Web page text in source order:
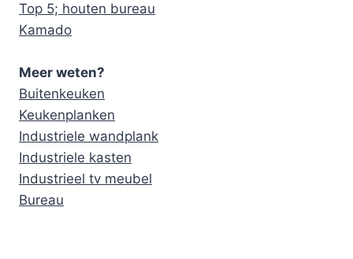
Top 5; houten bureau
Kamado
Meer weten?
Buitenkeuken
Keukenplanken
Industriele wandplank
Industriele kasten
Industrieel tv meubel
Bureau